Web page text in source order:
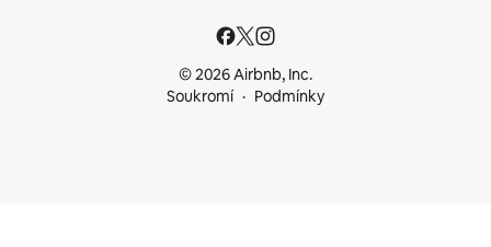
© 2026 Airbnb, Inc.
Soukromí
Podmínky